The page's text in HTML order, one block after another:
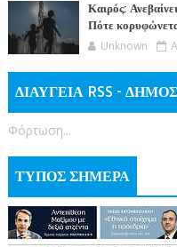
Καιρός:
Πότε
Unknown
ΔΙΑΥΓΕΙΑ RSS -
Φόρτωση...
ΤΥΠΟΣ ΣΗΜΕΡΑ